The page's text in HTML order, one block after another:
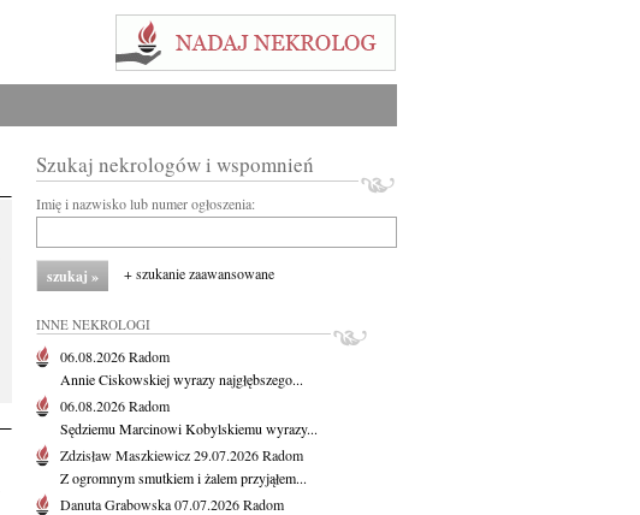
Szukaj nekrologów i wspomnień
Imię i nazwisko lub numer ogłoszenia:
+ szukanie zaawansowane
INNE NEKROLOGI
06.08.2026Radom
Annie Ciskowskiej wyrazy najgłębszego...
06.08.2026Radom
Sędziemu Marcinowi Kobylskiemu wyrazy...
Zdzisław Maszkiewicz29.07.2026Radom
Z ogromnym smutkiem i żalem przyjąłem...
Danuta Grabowska07.07.2026Radom